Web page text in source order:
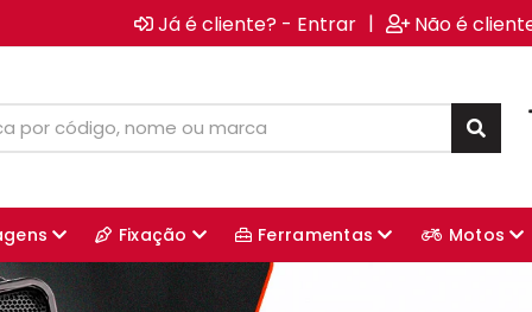
Já é cliente? - Entrar | Não é
Fixação Ferramentas Motos